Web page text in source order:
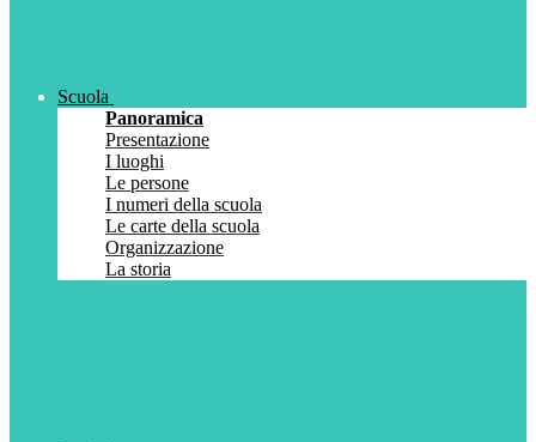
Scuola
Panoramica
Presentazione
I luoghi
Le persone
I numeri della scuola
Le carte della scuola
Organizzazione
La storia